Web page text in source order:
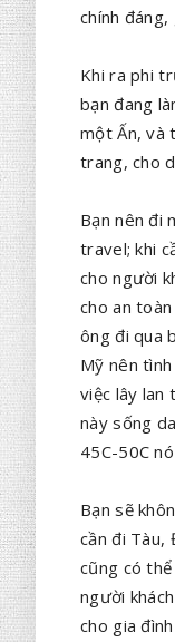
chính đáng,
Khi ra phi
bạn đang
một Ấn, và
trang, cho
Bạn nên đi
travel; khi
cho người
cho an
ông đi qua
Mỹ nên
việc lây lan
này sống
45C-50C
Bạn sẽ
cần đi Tàu,
cũng có
người
cho gia